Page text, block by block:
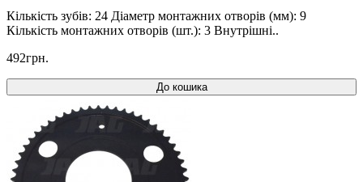
Кількість зубів: 24 Діаметр монтажних отворів (мм): 9
Кількість монтажних отворів (шт.): 3 Внутрішні..
492грн.
До кошика